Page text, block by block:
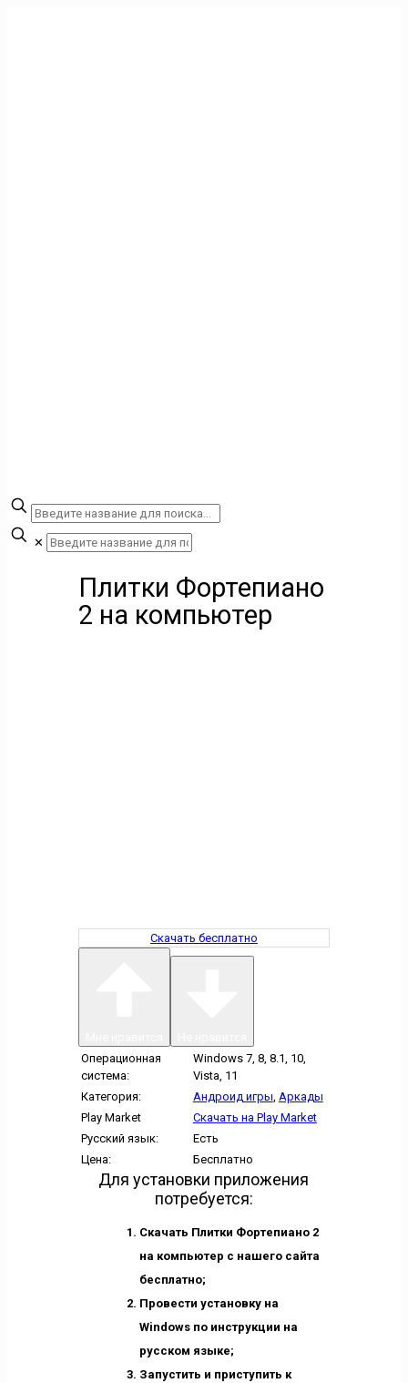
✕
Плитки Фортепиано
2 на компьютер
Скачать бесплатно
Операционная
система:
Windows 7, 8, 8.1, 10,
Vista, 11
Категория:
Андроид игры, Аркады
Play Market
Скачать на Play Market
Русский язык:
Есть
Цена:
Бесплатно
Для установки приложения
потребуется:
Скачать Плитки Фортепиано 2
на компьютер с нашего сайта
бесплатно;
Провести установку на
Windows по инструкции на
русском языке;
Запустить и приступить к